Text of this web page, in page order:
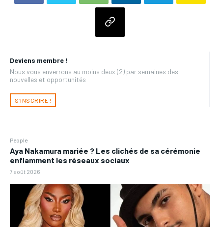
Deviens membre !
Nous vous enverrons au moins deux (2) par semaines des
nouvelles et opportunités
S'INSCRIRE !
People
Aya Nakamura mariée ? Les clichés de sa cérémonie
enflamment les réseaux sociaux
7 août 2026